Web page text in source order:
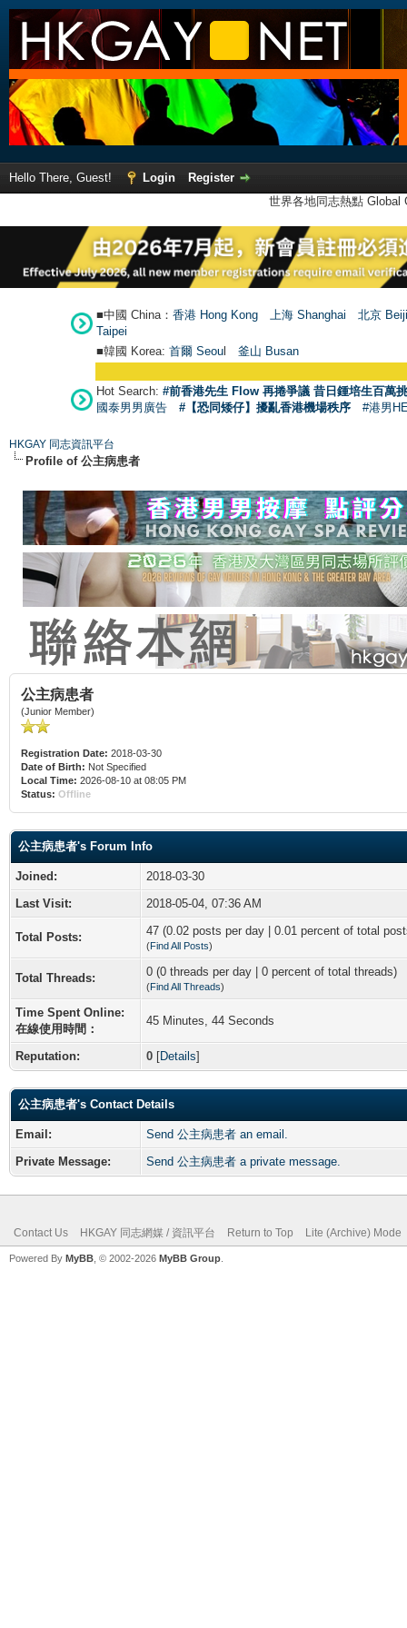
Hello There, Guest! Login
Register
世界各地同志熱點
■中國 China： 香港 Hong Kong 上海 Shanghai
北京
Taipei
■韓國 Korea: 首爾 Seoul 釜山 Busan
Hot Search: #前香港先生 Flow 再捲爭議 昔日鍾培生百萬
國泰男男廣告
#【恐同矮仔】擾亂香港機場秩序 #港男
HKGAY 同志資訊平台
Profile of 公主病患者
公主病患者
(Junior Member)
Registration Date: 2018-03-30
Date of Birth: Not Specified
Local Time: 2026-08-10 at 08:05 PM
Status: Offline
公主病患者's Forum Info
Joined:
2018-03-30
Last Visit:
2018-05-04, 07:36 AM
Total Posts: 47 (0.02 posts per day | 0.01 percent of total
(Find All Posts)
Total Threads: 0 (0 threads per day | 0 percent of total threads)
(Find All Threads)
Time Spent Online:
在線使用時間：
45 Minutes, 44 Seconds
Reputation: 0 [Details]
公主病患者's Contact Details
Email:
Send 公主病患者 an email.
Private Message:
Send 公主病患者 a private message.
Contact Us HKGAY 同志網媒 / 資訊平台 Return to Top Lite (Archive) Mode
Powered By MyBB , © 2002-2026 MyBB Group